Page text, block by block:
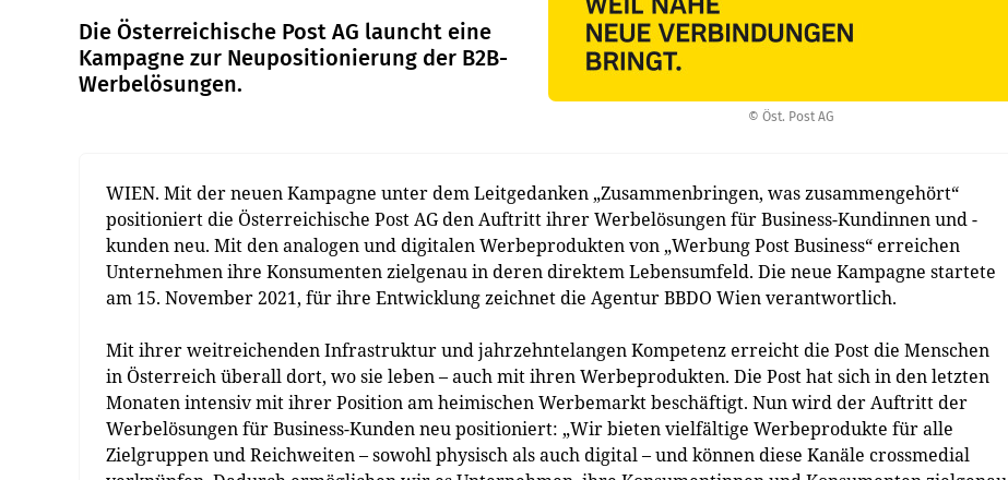
© Öst. Post AG
Die Österreichische Post AG launcht eine
Kampagne zur Neupositionierung der B2B­-
Werbelösungen.
WIEN. Mit der neuen Kampagne unter dem Leitgedanken „Zusammenbringen, was zusammengehört“
positioniert die Österreichische Post AG den Auftritt ihrer Werbelösungen für Business-Kundinnen und -
kunden neu. Mit den analogen und digitalen Werbeprodukten von „Werbung Post Business“ erreichen
Unternehmen ihre Konsumenten zielgenau in deren direktem Lebensumfeld. Die neue Kampagne startete
am 15. November 2021, für ihre Entwicklung zeichnet die Agentur BBDO Wien verantwortlich.
Mit ihrer weitreichenden Infrastruktur und jahrzehntelangen Kompetenz erreicht die Post die Menschen
in Österreich überall dort, wo sie leben – auch mit ihren Werbeprodukten. Die Post hat sich in den letzten
Monaten intensiv mit ihrer Position am heimischen Werbemarkt beschäftigt. Nun wird der Auftritt der
Werbelösungen für Business­-Kunden neu positioniert: „Wir bieten vielfältige Werbeprodukte für alle
Zielgruppen und Reichweiten – sowohl physisch als auch digital – und können diese Kanäle crossmedial